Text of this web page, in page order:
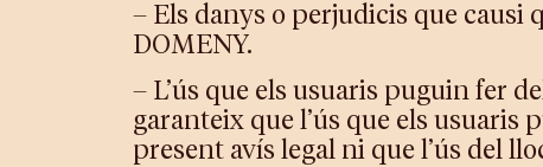
– Els danys o perjudicis que causi
DOMENY.
– L’ús que els usuaris puguin fer
garanteix que l’ús que els usuaris
present avís legal ni que l’ús del